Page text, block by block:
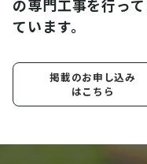
の専門工事を行っ
ています。
掲載のお申し込み
はこちら